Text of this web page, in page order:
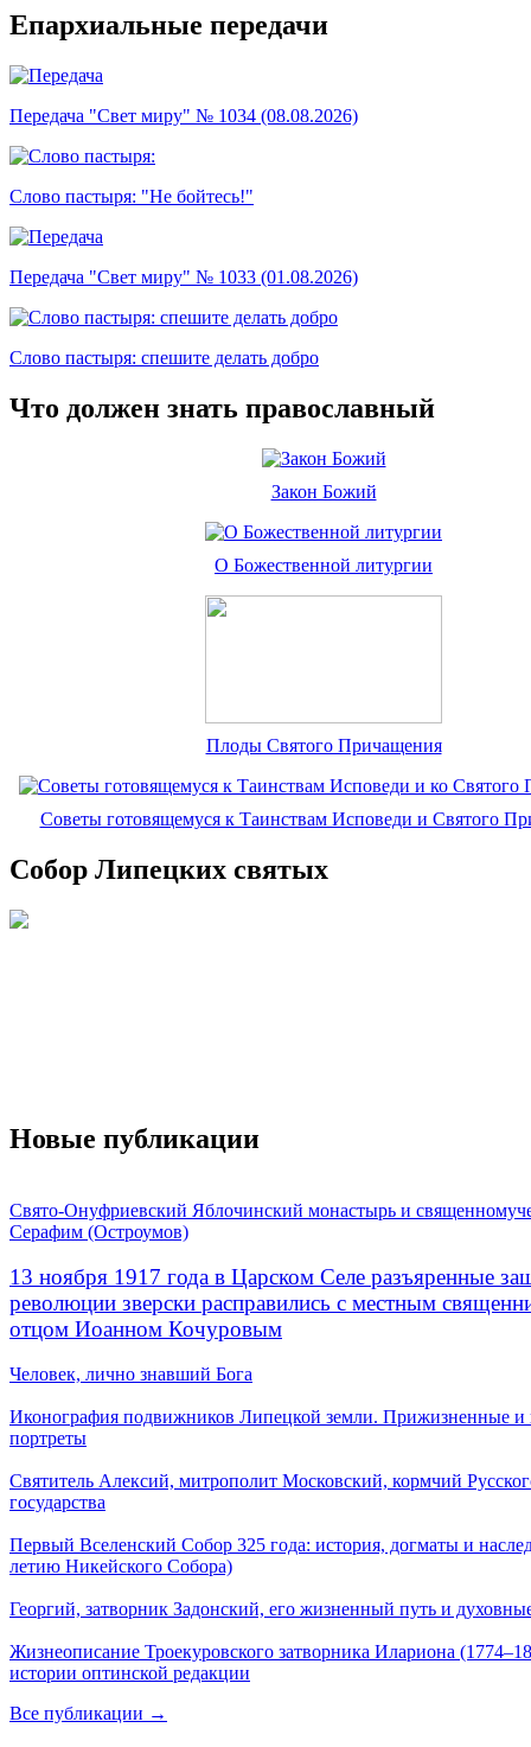
Епархиальные передачи
Передача "Свет миру" № 1034 (08.08.2026)
Слово пастыря: "Не бойтесь!"
Передача "Свет миру" № 1033 (01.08.2026)
Слово пастыря: спешите делать добро
Что должен знать православный
Закон Божий
О Божественной литургии
Плоды Святого Причащения
Советы готовящемуся к Таинствам Исповеди и Святого
Собор Липецких святых
Новые публикации
Свято-Онуфриевский Яблочинский монастырь и
Серафим (Остроумов)
13 ноября 1917 года в Царском Селе разъяренные
революции зверски расправились с местным
отцом Иоанном Кочуровым
Человек, лично знавший Бога
Иконография подвижников Липецкой земли. Прижизненные и
портреты
Святитель Алексий, митрополит Московский, кормчий
государства
Первый Вселенский Собор 325 года: история, догматы и
летию Никейского Собора)
Георгий, затворник Задонский, его жизненный путь и
Жизнеописание Троекуровского затворника Илариона
истории оптинской редакции
Все публикации →